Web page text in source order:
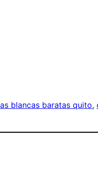
blancas baratas quito,